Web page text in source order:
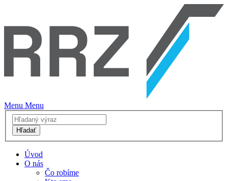
Menu Menu
Hľadať
Úvod
O nás
Čo robíme